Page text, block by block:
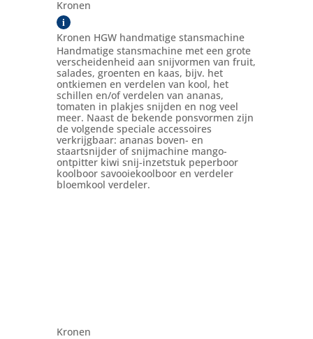
Kronen
i
Kronen HGW handmatige stansmachine
Handmatige stansmachine met een grote
verscheidenheid aan snijvormen van fruit,
salades, groenten en kaas, bijv. het
ontkiemen en verdelen van kool, het
schillen en/of verdelen van ananas,
tomaten in plakjes snijden en nog veel
meer. Naast de bekende ponsvormen zijn
de volgende speciale accessoires
verkrijgbaar: ananas boven- en
staartsnijder of snijmachine mango-
ontpitter kiwi snij-inzetstuk peperboor
koolboor savooiekoolboor en verdeler
bloemkool verdeler.
Kronen